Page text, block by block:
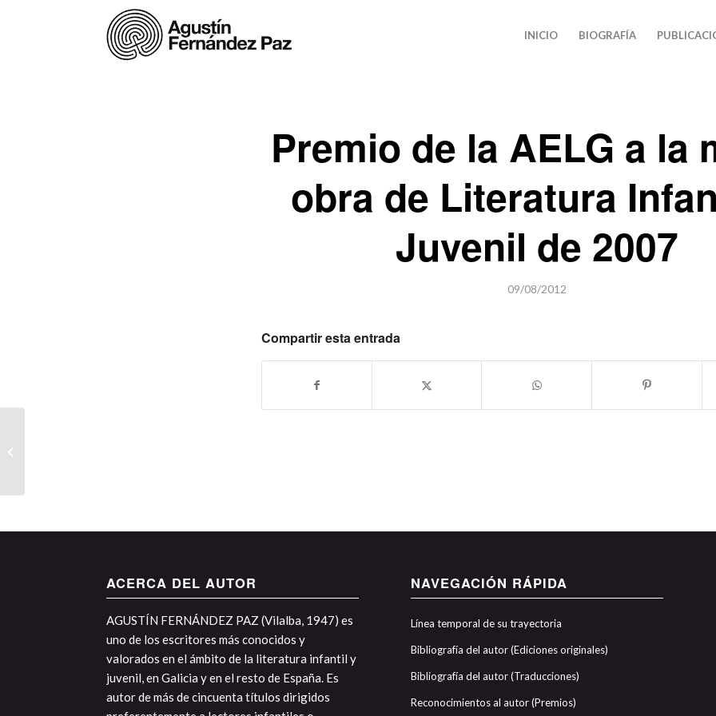
INICIO BIOGRAFÍA
Premio de la AELG a la
obra de Literatura
Juvenil de 2007
09/08/2012
Compartir esta entrada
ACERCA DEL AUTOR
AGUSTÍN FERNÁNDEZ PAZ (Vilalba, 1947) es
uno de los escritores más conocidos y
valorados en el ámbito de la literatura infantil y
juvenil, en Galicia y en el resto de España. Es
autor de más de cincuenta títulos dirigidos
NAVEGACIÓN RÁPIDA
Línea temporal de su trayectoria
Bibliografía del autor (Ediciones originales)
Bibliografía del autor (Traducciones)
Reconocimientos al autor (Premios)